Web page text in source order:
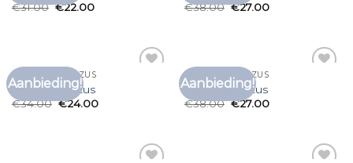
€31.00 €22.00
€38.00 €27.00
Aanbieding!
T SHIRT GROTE ZUS
t shirt grote zus
€34.00 €24.00
Aanbieding!
T SHIRT GROTE ZUS
t shirt grote zus
€38.00 €27.00